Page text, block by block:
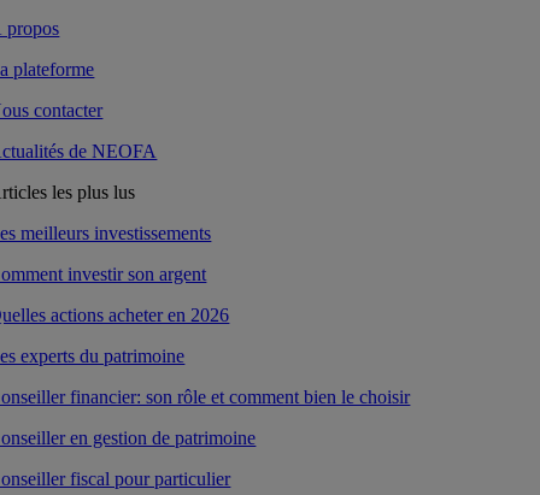
propos
plateforme
contacter
de NEOFA
les plus lus
meilleurs investissements
investir son argent
actions acheter en 2026
experts du patrimoine
financier: son rôle et comment bien le choisir
en gestion de patrimoine
fiscal pour particulier